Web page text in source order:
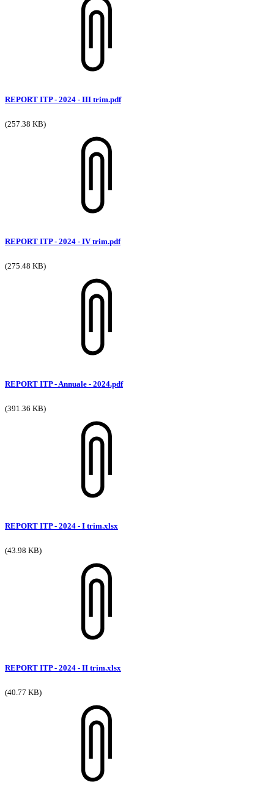
REPORT ITP - 2024 - III trim.pdf
(257.38 KB)
REPORT ITP - 2024 - IV trim.pdf
(275.48 KB)
REPORT ITP - Annuale - 2024.pdf
(391.36 KB)
REPORT ITP - 2024 - I trim.xlsx
(43.98 KB)
REPORT ITP - 2024 - II trim.xlsx
(40.77 KB)